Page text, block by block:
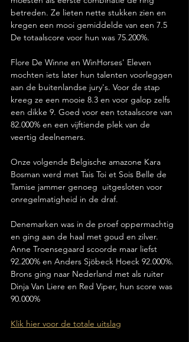
betreden. Ze lieten nette stukken zien en
kregen een mooi gemiddelde van een 7.5
De totaalscore voor hun was 75.200%.
Flore De Winne en WinHorses' Eleven
mochten iets later hun talenten voorleggen
aan de buitenlandse jury's. Voor de stap
kreeg ze een mooie 8.3 en voor galop zelfs
een dikke 9. Goed voor een totaalscore van
82.000% en een vijftiende plek van de
veertig deelnemers.
Onze volgende Belgische amazone Kara
Bosman werd met Tais Toi et Sois Belle de
Tamise jammer genoeg  uitgesloten voor
onregelmatigheid in de draf.
Denemarken was in de proef oppermachtig
en ging aan de haal met goud en zilver.
Anne Troensegaard scoorde maar liefst
92.200% en Anders Sjöbeck Hoeck 92.000%.
Brons ging naar Nederland met als ruiter
Dinja Van Liere en Red Viper, hun score was
90.000%
Klik hier voor de totale uitslag